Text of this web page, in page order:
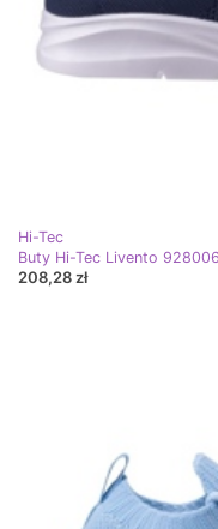
Hi-Tec
208,28 zł